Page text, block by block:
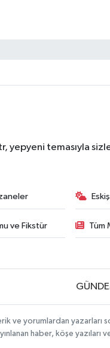
yepyeni temasıyla
ve Fikstür Tüm
ve yorumlardan yazarları
haber, köşe yazıları